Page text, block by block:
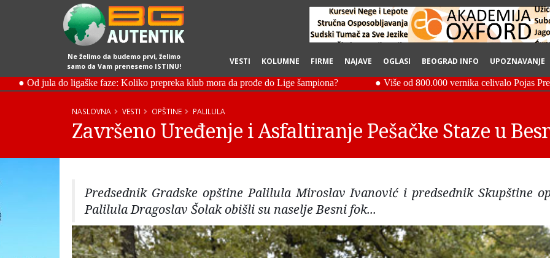
Ne želimo da budemo prvi, želimo
samo da Vam prenesemo ISTINU!
VESTI KOLUMNE FIRME NAJAVE OGLASI BEOGRAD INFO UPOZNAVANJE
NASLOVNA VESTI OPŠTINE PALILULA
Završeno Uređenje i Asfaltiranje Pešačke Staze u
Predsednik Gradske opštine Palilula Miroslav Ivanović i predsednik Skupštine
Palilula Dragoslav Šolak obišli su naselje Besni fok...